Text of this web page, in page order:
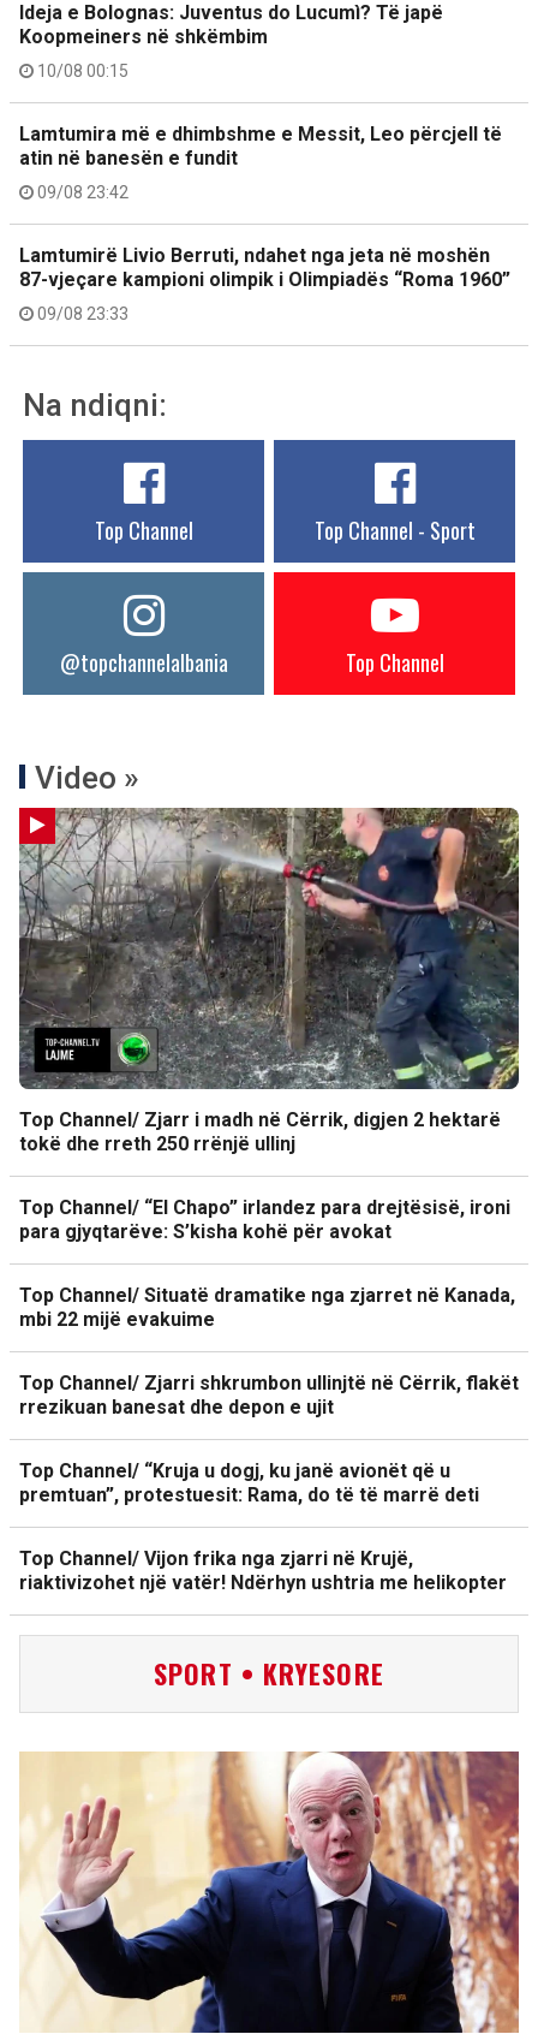
Ideja e Bolognas: Juventus do Lucumì? Të japë
Koopmeiners në shkëmbim
10/08 00:15
Lamtumira më e dhimbshme e Messit, Leo përcjell të
atin në banesën e fundit
09/08 23:42
Lamtumirë Livio Berruti, ndahet nga jeta në moshën
87-vjeçare kampioni olimpik i Olimpiadës “Roma 1960”
09/08 23:33
Na ndiqni:
Top Channel Top Channel - Sport
@topchannelalbania Top Channel
Video »
Top Channel/ Zjarr i madh në Cërrik, digjen 2 hektarë
tokë dhe rreth 250 rrënjë ullinj
Top Channel/ “El Chapo” irlandez para drejtësisë, ironi
para gjyqtarëve: S’kisha kohë për avokat
Top Channel/ Situatë dramatike nga zjarret në Kanada,
mbi 22 mijë evakuime
Top Channel/ Zjarri shkrumbon ullinjtë në Cërrik, flakët
rrezikuan banesat dhe depon e ujit
Top Channel/ “Kruja u dogj, ku janë avionët që u
premtuan”, protestuesit: Rama, do të të marrë deti
Top Channel/ Vijon frika nga zjarri në Krujë,
riaktivizohet një vatër! Ndërhyn ushtria me helikopter
SPORT • KRYESORE